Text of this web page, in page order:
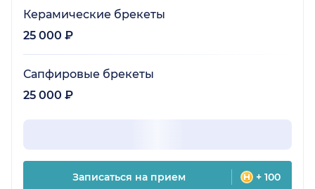
Керамические брекеты
25 000 ₽
Сапфировые брекеты
25 000 ₽
Записаться на прием + 100